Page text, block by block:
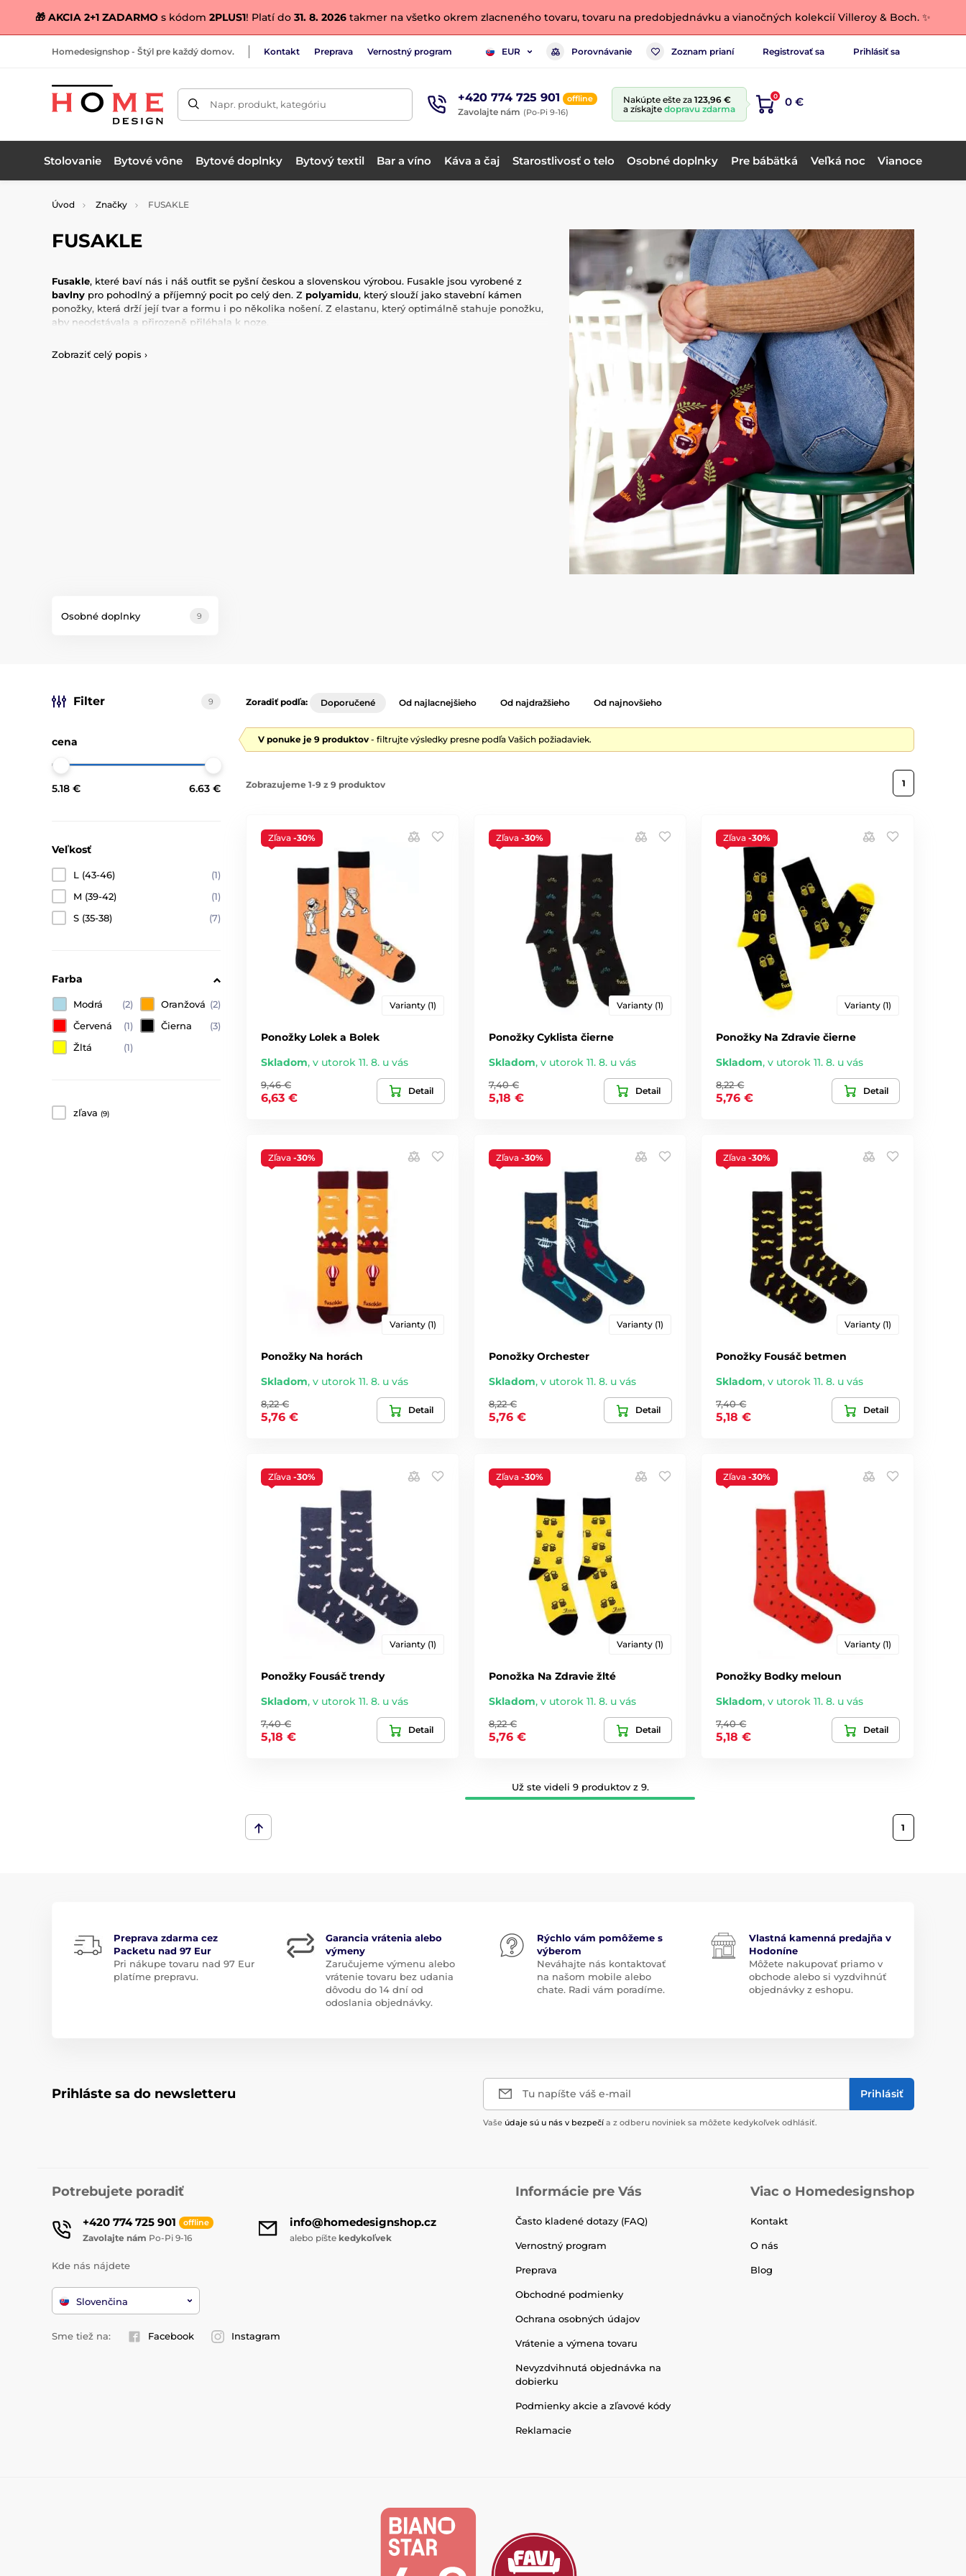
🎁 AKCIA 2+1 ZADARMO s kódom 2PLUS1! Platí do 31. 8. 2026 takmer na všetko okrem zlacneného tovaru, tovaru na predobjednávku a vianočných kolekcií Villeroy & Boch. ✨
Homedesignshop - Štýl pre každý domov. Kontakt Preprava Vernostný program EUR Porovnávanie Zoznam prianí Registrovať sa Prihlásiť sa
Napr. produkt, kategóriu +420 774 725 901 offline
Zavolajte nám (Po-Pi 9-16)
Nakúpte ešte za 123,96 €
a získajte dopravu zdarma
0 0 €
Stolovanie Bytové vône Bytové doplnky Bytový textil Bar a víno Káva a čaj Starostlivosť o telo Osobné doplnky Pre bábätká Veľká noc Vianoce
Úvod Značky FUSAKLE
FUSAKLE
Fusakle, které baví nás i náš outfit se pyšní českou a slovenskou výrobou. Fusakle jsou vyrobené z
bavlny pro pohodlný a příjemný pocit po celý den. Z polyamidu, který slouží jako stavební kámen
ponožky, která drží její tvar a formu i po několika nošení. Z elastanu, který optimálně stahuje ponožku,
aby neodstávala a přirozeně přiléhala k noze.
Chceme být jiní, ale stále sami sebou.
Zobraziť celý popis ›
Osobné doplnky 9
Filter 9
cena
5.18 € 6.63 €
Veľkosť
L (43-46)
(1)
M (39-42)
(1)
S (35-38)
(7)
Farba
Modrá (2) Oranžová (2)
Červená
(1) Čierna
(3)
Žltá
(1)
zľava (9)
Zoradiť podľa: Doporučené Od najlacnejšieho Od najdražšieho Od najnovšieho
V ponuke je 9 produktov - filtrujte výsledky presne podľa Vašich požiadaviek.
Zobrazujeme 1-9 z 9 produktov 1
Zľava -30%
Varianty (1)
Ponožky Lolek a Bolek
Skladom, v utorok 11. 8. u vás
9,46 €
6,63 €
Detail
Zľava -30%
Varianty (1)
Ponožky Cyklista čierne
Skladom, v utorok 11. 8. u vás
7,40 €
5,18 €
Detail
Zľava-30%
Varianty (1)
Ponožky Na Zdravie čierne
Skladom,v utorok 11. 8. u vás
8,22 €
5,76 €
Detail
Zľava -30%
Varianty (1)
Ponožky Na horách
Skladom, v utorok 11. 8. u vás
8,22 €
5,76 €
Detail
Zľava -30%
Varianty (1)
Ponožky Orchester
Skladom, v utorok 11. 8. u vás
8,22 €
5,76 €
Detail
Zľava-30%
Varianty (1)
Ponožky Fousáč betmen
Skladom,v utorok 11. 8. u vás
7,40 €
5,18 €
Detail
Zľava -30%
Varianty (1)
Ponožky Fousáč trendy
Skladom, v utorok 11. 8. u vás
7,40 €
5,18 €
Detail
Zľava -30%
Varianty (1)
Ponožka Na Zdravie žlté
Skladom, v utorok 11. 8. u vás
8,22 €
5,76 €
Detail
Zľava-30%
Varianty (1)
Ponožky Bodky meloun
Skladom,v utorok 11. 8. u vás
7,40 €
5,18 €
Detail
Už ste videli 9 produktov z 9.
1
Preprava zdarma cez
Packetu nad 97 Eur
Pri nákupe tovaru nad 97 Eur
platíme prepravu.
Garancia vrátenia alebo
výmeny
Zaručujeme výmenu alebo
vrátenie tovaru bez udania
dôvodu do 14 dní od
odoslania objednávky.
Rýchlo vám pomôžeme s
výberom
Neváhajte nás kontaktovať
na našom mobile alebo
chate. Radi vám poradíme.
Vlastná kamenná predajňa v
Hodoníne
Môžete nakupovať priamo v
obchode alebo si vyzdvihnúť
objednávky z eshopu.
Prihláste sa do newsletteru Tu napíšte váš e-mail Prihlásiť
Vaše údaje sú u nás v bezpečí a z odberu noviniek sa môžete kedykoľvek odhlásiť.
Potrebujete poradiť
+420 774 725 901 offline
Zavolajte nám Po-Pi 9-16
info@homedesignshop.cz
alebo píšte kedykoľvek
Kde nás nájdete
Slovenčina
Sme tiež na: Facebook Instagram
Informácie pre Vás
Často kladené dotazy (FAQ)
Vernostný program
Preprava
Obchodné podmienky
Ochrana osobných údajov
Vrátenie a výmena tovaru
Nevyzdvihnutá objednávka na
dobierku
Podmienky akcie a zľavové kódy
Reklamacie
Viac o Homedesignshop
Kontakt
O nás
Blog